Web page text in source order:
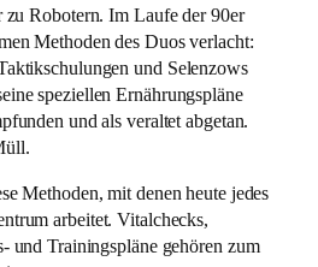
Robotern. Im Laufe der 90er
Methoden des Duos verlacht:
und Selenzows
speziellen Ernährungspläne
und als veraltet abgetan.
Methoden, mit denen heute jedes
arbeitet. Vitalchecks,
und Trainingspläne gehören zum